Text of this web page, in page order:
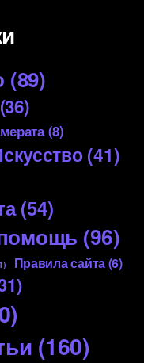
(89)
(36)
(8)
(41)
(54)
(96)
Правила сайта(6)
(160)